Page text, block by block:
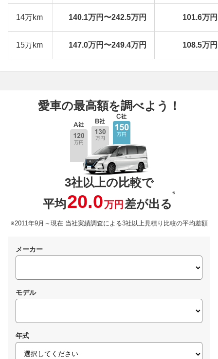
14万km 140.1万円〜242.5万円 101.6万
15万km 147.0万円〜249.4万円 108.5万
愛車の最高額を調べよう！
3社以上の比較で
平均20.0万円 差が出る
※
※2011年9月～現在 当社実績調査による3社以上見積り比較の平均差額
メーカー
モデル
年式